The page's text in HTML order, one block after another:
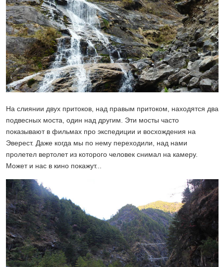
На слиянии двух притоков, над правым притоком, находятся два
подвесных моста, один над другим. Эти мосты часто
показывают в фильмах про экспедиции и восхождения на
Эверест. Даже когда мы по нему переходили, над нами
пролетел вертолет из которого человек снимал на камеру.
Может и нас в кино покажут...